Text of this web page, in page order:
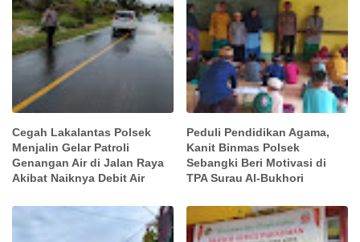
Cegah Lakalantas Polsek
Menjalin Gelar Patroli
Genangan Air di Jalan Raya
Akibat Naiknya Debit Air
Peduli Pendidikan Agama,
Kanit Binmas Polsek
Sebangki Beri Motivasi di
TPA Surau Al-Bukhori